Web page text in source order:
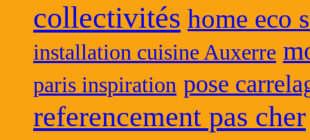
collectivités home eco
installation cuisine Auxerre
paris inspiration pose
referencement pas cher